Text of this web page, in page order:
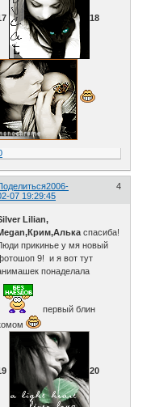
18
4
2006-
07 19:29:45
Lilian,
спасиба!
прикинье у мя новый
9! и я вот тут
понаделала
первый блин
20